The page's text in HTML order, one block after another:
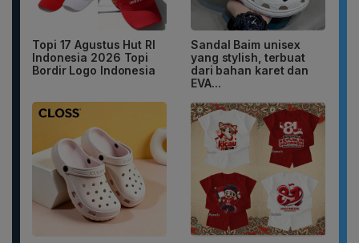
Topi 17 Agustus Hut RI
Indonesia 2026 Topi
Bordir Logo Indonesia
Sandal Baim unisex
yang stylish, terbuat
dari bahan karet dan
EVA...